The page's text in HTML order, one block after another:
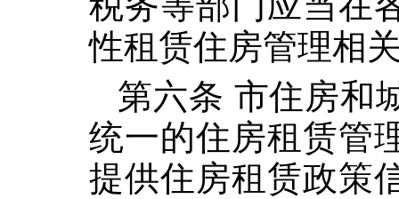
性租赁住房管理相
第六条 市住房和
统一的住房租赁管
提供住房租赁政策